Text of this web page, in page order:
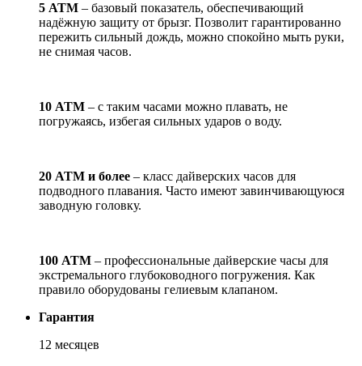
5 АТМ – базовый показатель, обеспечивающий
надёжную защиту от брызг. Позволит гарантированно
пережить сильный дождь, можно спокойно мыть руки,
не снимая часов.
10 АТМ – с таким часами можно плавать, не
погружаясь, избегая сильных ударов о воду.
20 АТМ и более – класс дайверских часов для
подводного плавания. Часто имеют завинчивающуюся
заводную головку.
100 АТМ – профессиональные дайверские часы для
экстремального глубоководного погружения. Как
правило оборудованы гелиевым клапаном.
Гарантия
12 месяцев